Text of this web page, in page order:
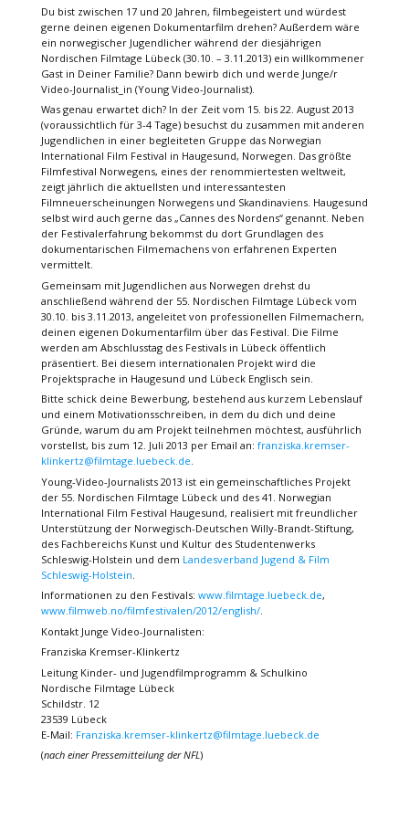
Du bist zwischen 17 und 20 Jahren, filmbegeistert und würdest
gerne deinen eigenen Dokumentarfilm drehen? Außerdem wäre
ein norwegischer Jugendlicher während der diesjährigen
Nordischen Filmtage Lübeck (30.10. – 3.11.2013) ein willkommener
Gast in Deiner Familie? Dann bewirb dich und werde Junge/r
Video-Journalist_in (Young Video-Journalist).
Was genau erwartet dich? In der Zeit vom 15. bis 22. August 2013
(voraussichtlich für 3-4 Tage) besuchst du zusammen mit anderen
Jugendlichen in einer begleiteten Gruppe das Norwegian
International Film Festival in Haugesund, Norwegen. Das größte
Filmfestival Norwegens, eines der renommiertesten weltweit,
zeigt jährlich die aktuellsten und interessantesten
Filmneuerscheinungen Norwegens und Skandinaviens. Haugesund
selbst wird auch gerne das „Cannes des Nordens“ genannt. Neben
der Festivalerfahrung bekommst du dort Grundlagen des
dokumentarischen Filmemachens von erfahrenen Experten
vermittelt.
Gemeinsam mit Jugendlichen aus Norwegen drehst du
anschließend während der 55. Nordischen Filmtage Lübeck vom
30.10. bis 3.11.2013, angeleitet von professionellen Filmemachern,
deinen eigenen Dokumentarfilm über das Festival. Die Filme
werden am Abschlusstag des Festivals in Lübeck öffentlich
präsentiert. Bei diesem internationalen Projekt wird die
Projektsprache in Haugesund und Lübeck Englisch sein.
Bitte schick deine Bewerbung, bestehend aus kurzem Lebenslauf
und einem Motivationsschreiben, in dem du dich und deine
Gründe, warum du am Projekt teilnehmen möchtest, ausführlich
vorstellst, bis zum 12. Juli 2013 per Email an: franziska.kremser-
klinkertz@filmtage.luebeck.de.
Young-Video-Journalists 2013 ist ein gemeinschaftliches Projekt
der 55. Nordischen Filmtage Lübeck und des 41. Norwegian
International Film Festival Haugesund, realisiert mit freundlicher
Unterstützung der Norwegisch-Deutschen Willy-Brandt-Stiftung,
des Fachbereichs Kunst und Kultur des Studentenwerks
Schleswig-Holstein und dem Landesverband Jugend & Film
Schleswig-Holstein
Informationen zu den Festivals: www.filmtage.luebeck.de,
www.filmweb.no/filmfestivalen/2012/english/.
Kontakt Junge Video-Journalisten:
Franziska Kremser-Klinkertz
Leitung Kinder- und Jugendfilmprogramm & Schulkino
Nordische Filmtage Lübeck
Schildstr. 12
23539 Lübeck
E-Mail: Franziska.kremser-klinkertz@filmtage.luebeck.de
(nach einer Pressemitteilung der NFL)